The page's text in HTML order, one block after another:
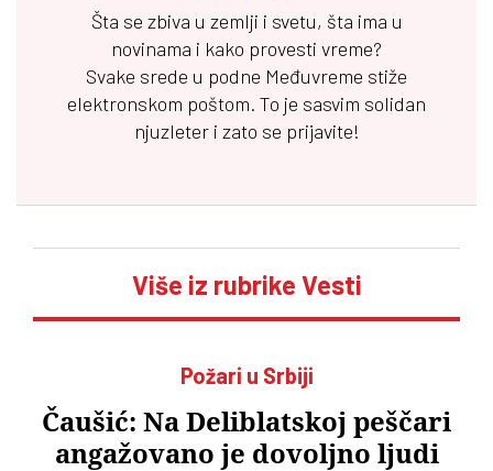
Šta se zbiva u zemlji i svetu, šta ima u
novinama i kako provesti vreme?
Svake srede u podne Međuvreme stiže
elektronskom poštom. To je sasvim solidan
njuzleter i zato se prijavite!
Više iz rubrike Vesti
Požari u Srbiji
Čaušić: Na Deliblatskoj peščari
angažovano je dovoljno ljudi